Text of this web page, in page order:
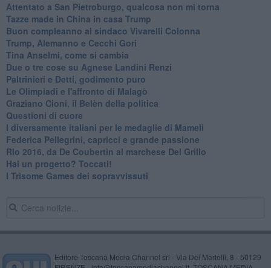
Attentato a San Pietroburgo, qualcosa non mi torna
Tazze made in China in casa Trump
Buon compleanno al sindaco Vivarelli Colonna
Trump, Alemanno e Cecchi Gori
Tina Anselmi, come si cambia
Due o tre cose su Agnese Landini Renzi
Paltrinieri e Detti, godimento puro
Le Olimpiadi e l'affronto di Malagò
Graziano Cioni, il Belèn della politica
Questioni di cuore
I diversamente italiani per le medaglie di Mameli
Federica Pellegrini, capricci e grande passione
RIo 2016, da De Coubertin al marchese Del Grillo
​Hai un progetto? Toccati!
​I Trisome Games dei sopravvissuti
Editore Toscana Media Channel srl - Via Dei Martelli, 8 - 50129